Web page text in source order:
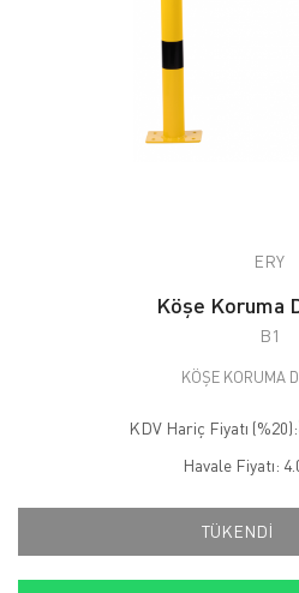
ERY
Köşe Koruma
B1
KÖŞE KORUMA
KDV Hariç Fiyatı (%20):
Havale Fiyatı:
TÜKENDİ